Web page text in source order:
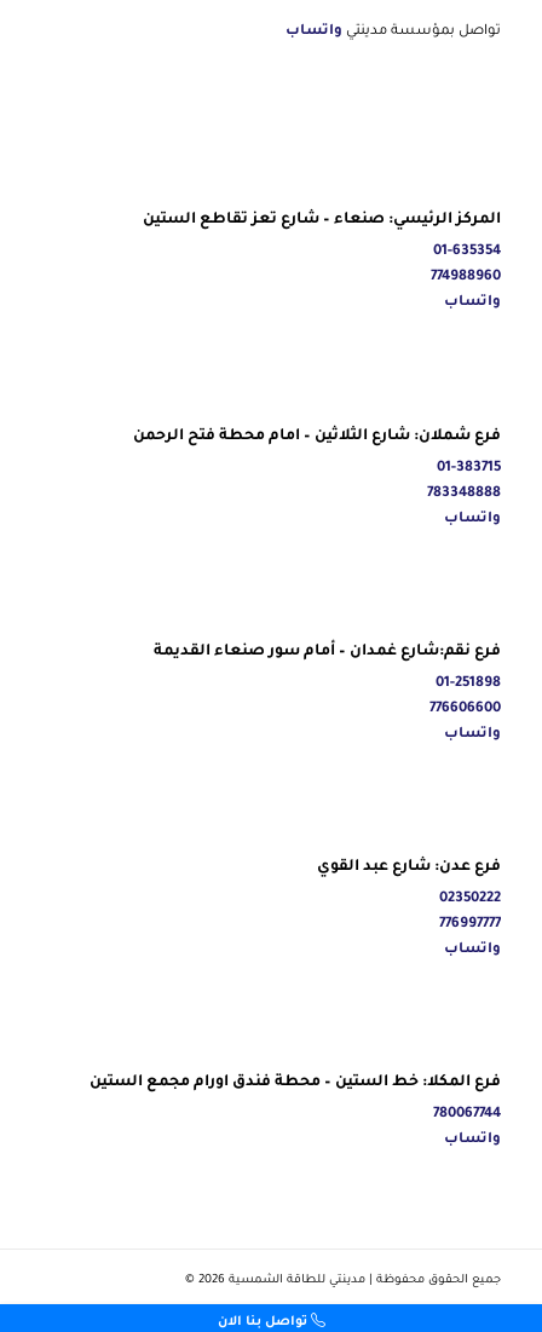
تواصل بمؤسسة مدينتي واتساب
المركز الرئيسي: صنعاء – شارع تعز تقاطع الستين
01-635354
774988960
واتساب
فرع شملان: شارع الثلاثين – امام محطة فتح الرحمن
01-383715
783348888
واتساب
فرع نقم:شارع غمدان – أمام سور صنعاء القديمة
01-251898
776606600
واتساب
فرع عدن: شارع عبد القوي
02350222
776997777
واتساب
فرع المكلا: خط الستين – محطة فندق اورام مجمع الستين
780067744
واتساب
جميع الحقوق محفوظة | مدينتي للطاقة الشمسية ‎© 2026
تواصل بنا الان